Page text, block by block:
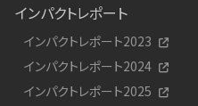
インパクトレポート
インパクトレポート2023
インパクトレポート2024
インパクトレポート2025